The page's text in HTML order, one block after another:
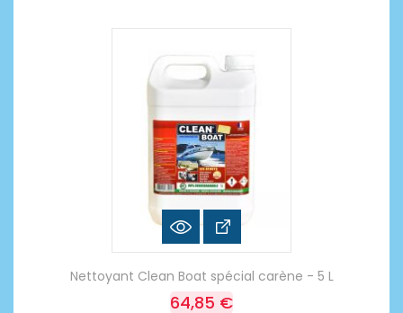
Nettoyant Clean Boat spécial carène - 5 L
64,85 €